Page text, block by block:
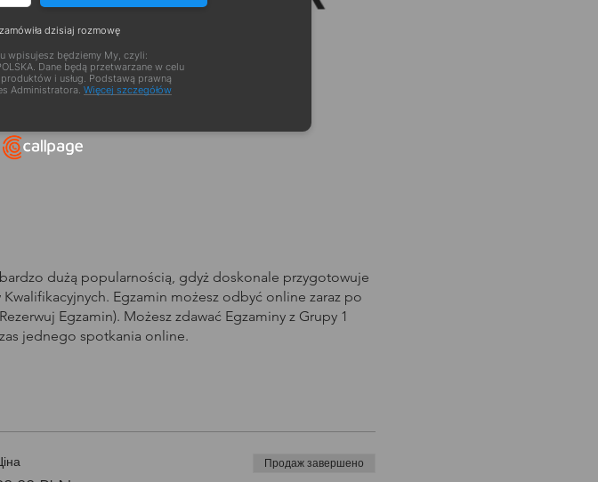
dużą popularnością, gdyż doskonale przygotowuje
Egzamin możesz odbyć online zaraz po
Egzamin). Możesz zdawać Egzaminy z Grupy 1
jednego spotkania online.
Продаж завершено
dzisiaj rozmowę
wpisujesz będziemy My, czyli:
Dane będą przetwarzane w celu
i usług. Podstawą prawną
Administratora. Więcej szczegółów